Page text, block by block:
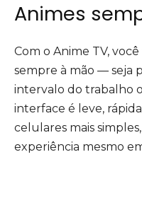
Animes
Com o Anime TV,
sempre à mão — seja
intervalo do trabalho
interface é leve,
celulares mais
experiência mesmo